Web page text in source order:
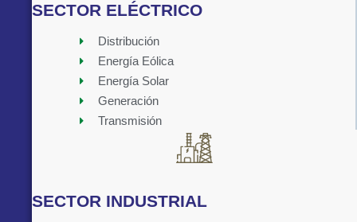
SECTOR ELÉCTRICO
Distribución
Energía Eólica
Energía Solar
Generación
Transmisión
SECTOR INDUSTRIAL